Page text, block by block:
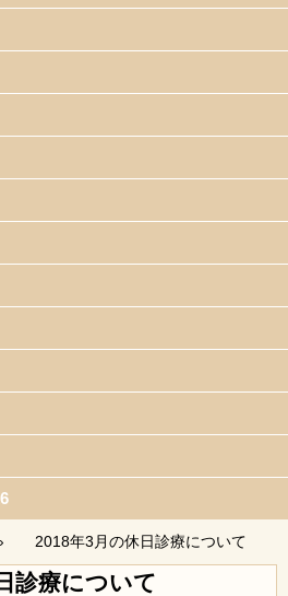
› 2018年3月の休日診療について
診療について